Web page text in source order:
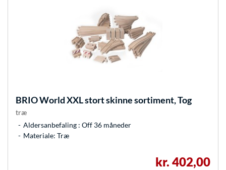
BRIOWorld XXL stort skinne sortiment, Tog
træ
Aldersanbefaling : Off 36 måneder
Materiale: Træ
kr. 402,00